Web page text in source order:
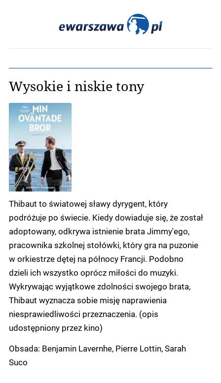
Wysokie i niskie tony
Thibaut to światowej sławy dyrygent, który
podróżuje po świecie. Kiedy dowiaduje się, że został
adoptowany, odkrywa istnienie brata Jimmy'ego,
pracownika szkolnej stołówki, który gra na puzonie
w orkiestrze dętej na północy Francji. Podobno
dzieli ich wszystko oprócz miłości do muzyki.
Wykrywając wyjątkowe zdolności swojego brata,
Thibaut wyznacza sobie misję naprawienia
niesprawiedliwości przeznaczenia. (opis
udostępniony przez kino)
Obsada: Benjamin Lavernhe, Pierre Lottin, Sarah
Suco